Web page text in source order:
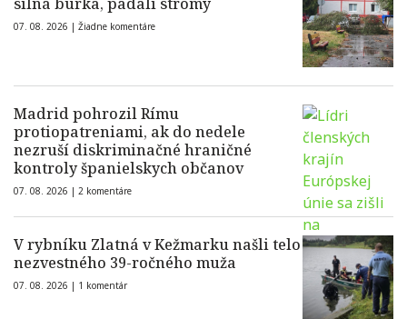
07. 08. 2026 | Žiadne komentáre
Madrid pohrozil Rímu
protiopatreniami, ak do nedele
nezruší diskriminačné hraničné
kontroly španielskych občanov
07. 08. 2026 | 2 komentáre
V rybníku Zlatná v Kežmarku našli telo
nezvestného 39-ročného muža
07. 08. 2026 | 1 komentár